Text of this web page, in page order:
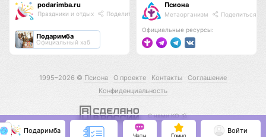
podarimba.ru
Праздники и отдых Поделиться
Подаримба
Официальный хаб
Псиона
Метаорганизм Поделиться
Официальные ресурсы:
1995–2026 © Псиона О проекте Контакты
Соглашение
Конфиденциальность
С нами КО 🕉️
Подаримба
Чаты Гринд
Войти